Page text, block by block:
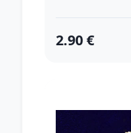
2.90 €